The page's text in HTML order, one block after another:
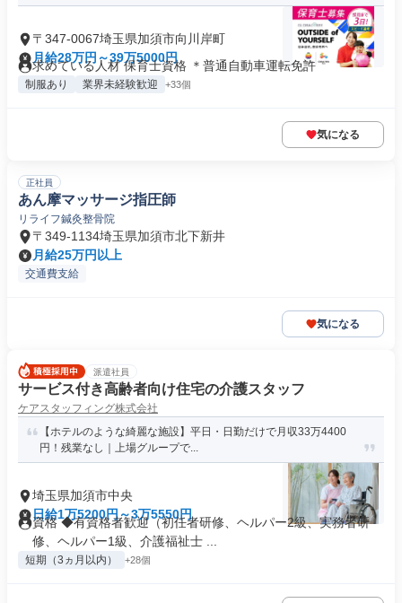
〒347-0067埼玉県加須市向川岸町
月給28万円～39万5000円
求めている人材 保育士資格 ＊普通自動車運転免許
制服あり 業界未経験歓迎 +33個
気になる
正社員
あん摩マッサージ指圧師
リライフ鍼灸整骨院
〒349-1134埼玉県加須市北下新井
月給25万円以上
交通費支給
気になる
派遣社員
サービス付き高齢者向け住宅の介護スタッフ
ケアスタッフィング株式会社
【ホテルのような綺麗な施設】平日・日勤だけで月収33万4400
円！残業なし｜上場グループで...
埼玉県加須市中央
日給1万5200円～3万5550円
資格 ◆有資格者歓迎（初任者研修、ヘルパー2級、実務者研
修、ヘルパー1級、介護福祉士 ...
短期（3ヵ月以内） +28個